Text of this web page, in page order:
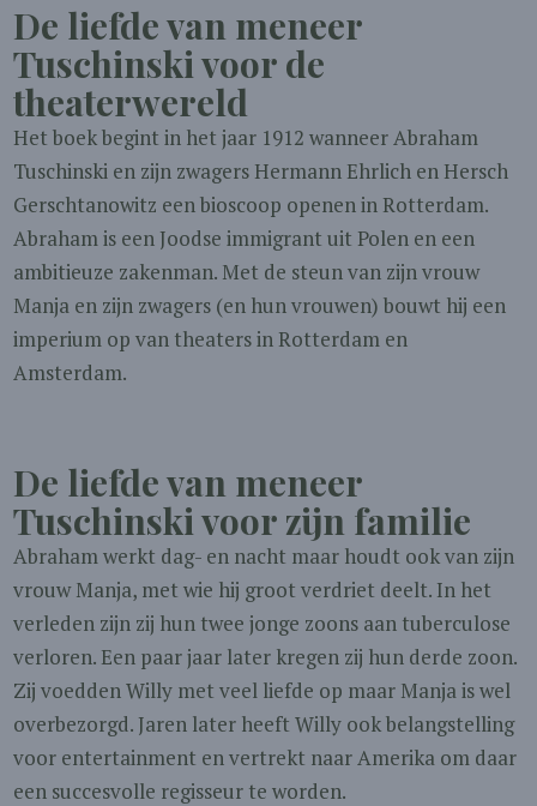
De liefde van meneer
Tuschinski voor de
theaterwereld
Het boek begint in het jaar 1912 wanneer Abraham
Tuschinski en zijn zwagers Hermann Ehrlich en Hersch
Gerschtanowitz een bioscoop openen in Rotterdam.
Abraham is een Joodse immigrant uit Polen en een
ambitieuze zakenman. Met de steun van zijn vrouw
Manja en zijn zwagers (en hun vrouwen) bouwt hij een
imperium op van theaters in Rotterdam en
Amsterdam.
De liefde van meneer
Tuschinski voor zijn familie
Abraham werkt dag- en nacht maar houdt ook van zijn
vrouw Manja, met wie hij groot verdriet deelt. In het
verleden zijn zij hun twee jonge zoons aan tuberculose
verloren. Een paar jaar later kregen zij hun derde zoon.
Zij voedden Willy met veel liefde op maar Manja is wel
overbezorgd. Jaren later heeft Willy ook belangstelling
voor entertainment en vertrekt naar Amerika om daar
een succesvolle regisseur te worden.